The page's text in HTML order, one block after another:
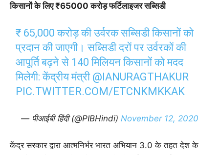
किसानों के लिए ₹65000 करोड़ फर्टिलाइजर सब्सिडी
₹ 65,000 करोड़ की उर्वरक सब्सिडी किसानों को
प्रदान की जाएगी। सब्सिडी दरों पर उर्वरकों की
आपूर्ति बढ़ने से 140 मिलियन किसानों को मदद
मिलेगी: केंद्रीय मंत्री @IANURAGTHAKUR
PIC.TWITTER.COM/ETCNKMKKAK
— पीआईबी हिंदी (@PIBHindi) November 12, 2020
केंद्र सरकार द्वारा आत्मनिर्भर भारत अभियान 3.0 के तहत देश के